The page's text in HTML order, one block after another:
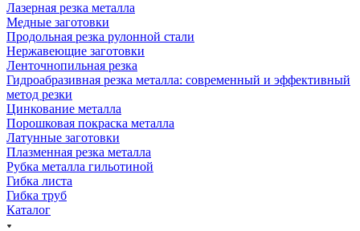
Лазерная резка металла
Медные заготовки
Продольная резка рулонной стали
Нержавеющие заготовки
Ленточнопильная резка
Гидроабразивная резка металла: современный и эффективный
метод резки
Цинкование металла
Порошковая покраска металла
Латунные заготовки
Плазменная резка металла
Рубка металла гильотиной
Гибка листа
Гибка труб
Каталог